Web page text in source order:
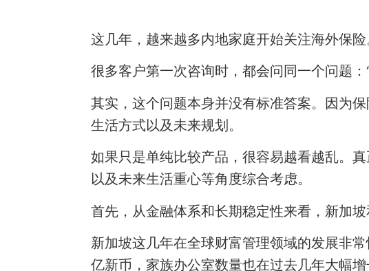
这几年，越来越多内地家庭开始关注海外保
很多客户第一次咨询时，都会问同一个问题
其实，这个问题本身并没有标准答案。因为
生活方式以及未来规划。
如果只是单纯比较产品，很容易越看越乱。
以及未来生活重心等角度综合考虑。
首先，从金融体系和长期稳定性来看，新加
新加坡这几年在全球财富管理领域的发展非
亿新币，家族办公室数量也在过去几年大幅